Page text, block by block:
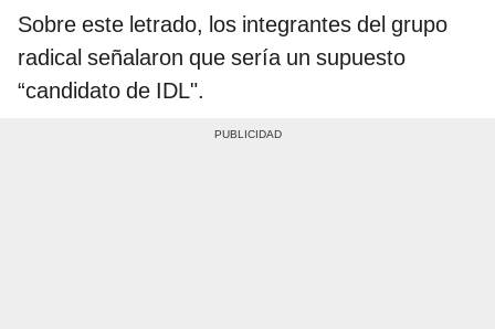
Sobre este letrado, los integrantes del grupo
radical señalaron que sería un supuesto
“candidato de IDL".